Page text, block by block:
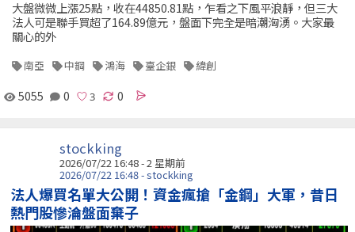
大盤微微上漲25點，收在44850.81點，乍看之下風平浪靜，但三大
法人可是聯手買超了164.89億元，盤面下完全是暗潮洶湧。大家最
關心的外
南亞 中鋼 鴻海 臺企銀 緯創
5055 0 0
stockking
2026/07/22 16:48 - 2 星期前
2026/07/22 16:48 - stockking
法人爆買名單大公開！資金瘋搶「金鋼」大軍，昔日
熱門股慘淪盤面棄子